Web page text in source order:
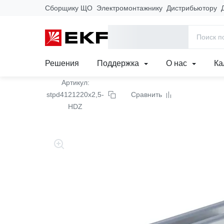
Сборщику ЩО Электромонтажнику Дистрибьютору
Решения Поддержка О нас
Главная
STRUT-профиль
Артикул:
stpd4121220x2,5-
HDZ
Сравнить